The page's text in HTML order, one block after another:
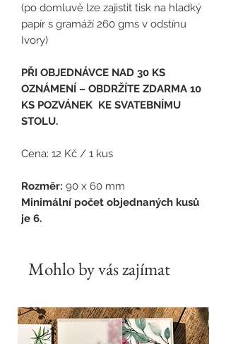
(po domluvě lze zajistit tisk na hladký
papír s gramáží 260 gms v odstínu
Ivory)
PŘI OBJEDNÁVCE NAD 30 KS
OZNÁMENÍ – OBDRŽÍTE ZDARMA 10
KS POZVÁNEK KE SVATEBNÍMU
STOLU.
Cena: 12 Kč / 1 kus
Rozměr: 90 x 60 mm
Minimální počet objednaných kusů
je 6.
Mohlo by vás zajímat